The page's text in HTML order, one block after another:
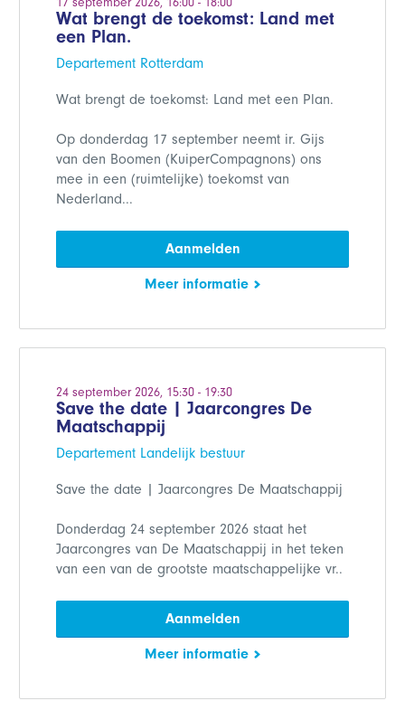
Wat brengt de toekomst: Land met
een Plan.
Departement Rotterdam
Wat brengt de toekomst: Land met een Plan.
Op donderdag 17 september neemt ir. Gijs
van den Boomen (KuiperCompagnons) ons
mee in een (ruimtelijke) toekomst van
Nederland...
Aanmelden
Meer informatie
24 september 2026, 15:30 - 19:30
Save the date | Jaarcongres De
Maatschappij
Departement Landelijk bestuur
Save the date | Jaarcongres De Maatschappij
Donderdag 24 september 2026 staat het
Jaarcongres van De Maatschappij in het teken
van een van de grootste maatschappelijke vr..
Aanmelden
Meer informatie